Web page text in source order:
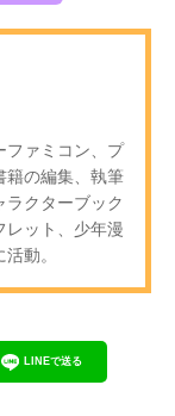
ファミコン、プ
籍の編集、執筆
ラクターブック
レット、少年漫
動。
LINEで送る